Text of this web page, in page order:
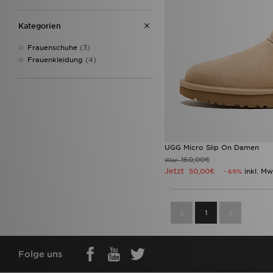
Kategorien
Frauenschuhe (3)
Frauenkleidung (4)
UGG Micro Slip On Damen
War160,00€
Jetzt 50,00€ - 69% inkl.
1
Folge uns